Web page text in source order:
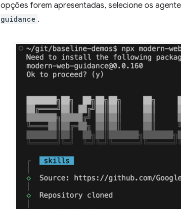
opções forem apresentadas, selecione os
guidance .